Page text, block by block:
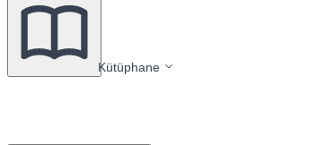
Kütüphane